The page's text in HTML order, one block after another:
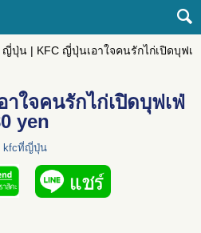
ญี่ปุ่น | KFC ญี่ปุ่นเอาใจคนรักไก่เปิดบุฟเ
ใจคนรักไก่เปิดบุฟเฟ่
yen
kfcที่ญี่ปุ่น